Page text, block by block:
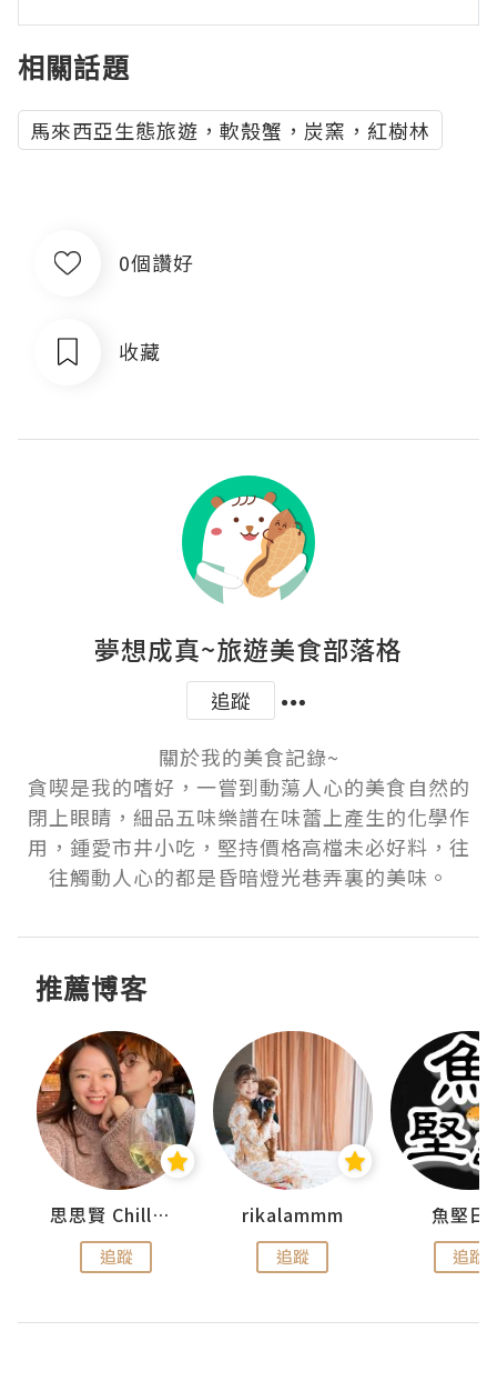
相關話題
馬來西亞生態旅遊，軟殼蟹，炭窯，紅樹林
0個讚好
收藏
夢想成真~旅遊美食部落格
追蹤
關於我的美食記錄~
貪喫是我的嗜好，一嘗到動蕩人心的美食自然的
閉上眼睛，細品五味樂譜在味蕾上產生的化學作
用，鍾愛市井小吃，堅持價格高檔未必好料，往
推薦博客
思思賢 ChillMyBabe
追蹤
rikalammm
追蹤
魚堅日
追蹤